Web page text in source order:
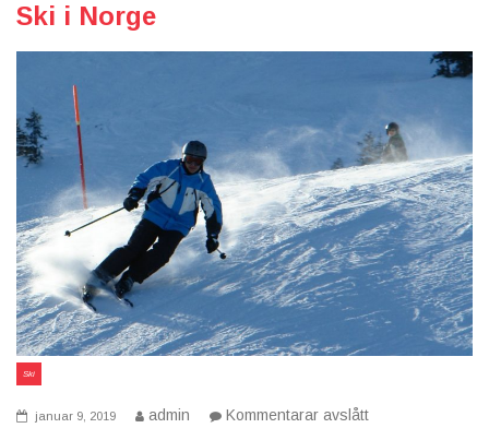
Ski i Norge
Ski
januar 9, 2019 admin Kommentarar avslåttpå